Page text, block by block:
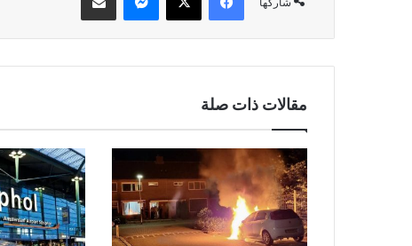
مقالات ذات صلة